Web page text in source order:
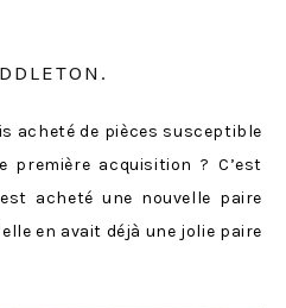
acheté de pièces susceptible
première acquisition ? C’est
acheté une nouvelle paire
en avait déjà une jolie paire